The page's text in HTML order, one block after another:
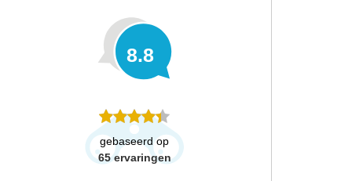
8.8
gebaseerd op
65 ervaringen